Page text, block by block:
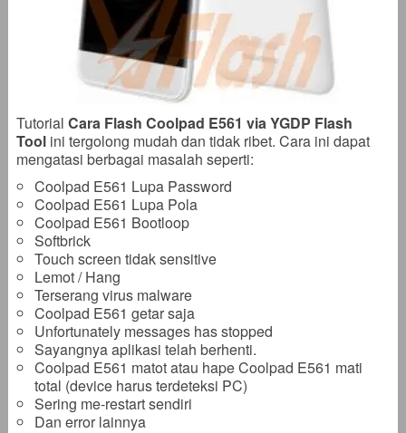
Tutorial Cara Flash Coolpad E561 via YGDP Flash
Toolini tergolong mudah dan tidak ribet. Cara ini dapat
mengatasi berbagai masalah seperti:
Coolpad E561 Lupa Password
Coolpad E561 Lupa Pola
Coolpad E561 Bootloop
Softbrick
Touch screen tidak sensitive
Lemot / Hang
Terserang virus malware
Coolpad E561 getar saja
Unfortunately messages has stopped
Sayangnya aplikasi telah berhenti.
Coolpad E561 matot atau hape Coolpad E561 mati
total (device harus terdeteksi PC)
Sering me-restart sendiri
Dan error lainnya